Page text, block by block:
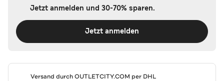
Jetzt anmelden und 30-70% sparen.
Jetzt anmelden
Versand durchOUTLETCITY.COM per DHL